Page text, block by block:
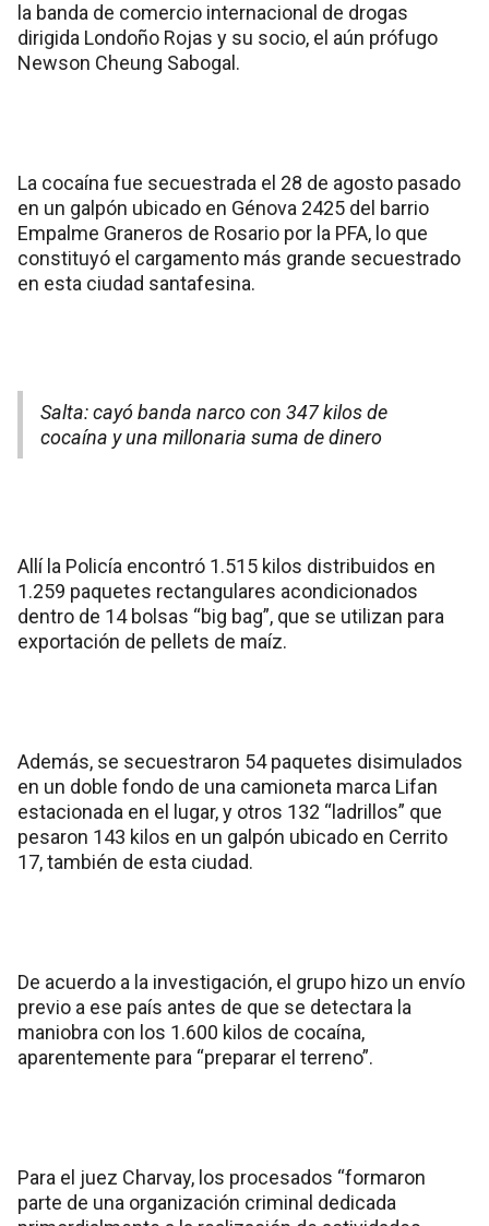
la banda de comercio internacional de drogas
dirigida Londoño Rojas y su socio, el aún prófugo
Newson Cheung Sabogal.
La cocaína fue secuestrada el 28 de agosto pasado
en un galpón ubicado en Génova 2425 del barrio
Empalme Graneros de Rosario por la PFA, lo que
constituyó el cargamento más grande secuestrado
en esta ciudad santafesina.
Salta: cayó banda narco con 347 kilos de
cocaína y una millonaria suma de dinero
Allí la Policía encontró 1.515 kilos distribuidos en
1.259 paquetes rectangulares acondicionados
dentro de 14 bolsas “big bag”, que se utilizan para
exportación de pellets de maíz.
Además, se secuestraron 54 paquetes disimulados
en un doble fondo de una camioneta marca Lifan
estacionada en el lugar, y otros 132 “ladrillos” que
pesaron 143 kilos en un galpón ubicado en Cerrito
17, también de esta ciudad.
De acuerdo a la investigación, el grupo hizo un envío
previo a ese país antes de que se detectara la
maniobra con los 1.600 kilos de cocaína,
aparentemente para “preparar el terreno”.
Para el juez Charvay, los procesados “formaron
parte de una organización criminal dedicada